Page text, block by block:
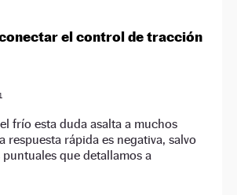
el control de tracción
frío esta duda asalta a muchos
respuesta rápida es negativa, salvo
que detallamos a